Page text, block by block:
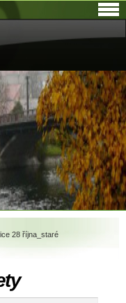
28 října_staré